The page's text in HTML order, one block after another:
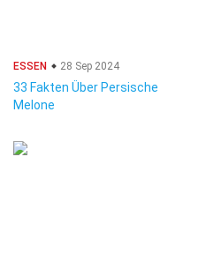
ESSEN 28 Sep 2024
33 Fakten Über Persische
Melone